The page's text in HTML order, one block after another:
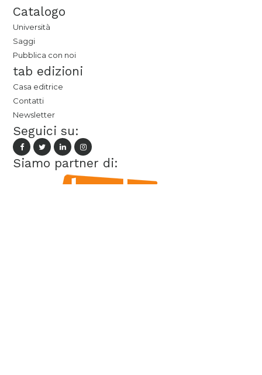
Catalogo
Università
Saggi
Pubblica con noi
tab edizioni
Casa editrice
Contatti
Newsletter
Seguici su:
Siamo partner di: